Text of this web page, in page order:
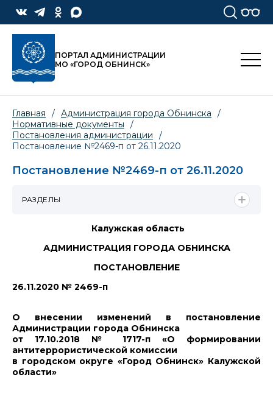
ПОРТАЛ АДМИНИСТРАЦИИ
МО «ГОРОД ОБНИНСК»
Главная / Администрация города Обнинска
/
Нормативные документы
/
Постановления администрации
/
Постановление №2469-п от 26.11.2020
Постановление №2469-п от 26.11.2020
Калужская область
АДМИНИСТРАЦИЯ ГОРОДА ОБНИНСКА
ПОСТАНОВЛЕНИЕ
26.11.2020 № 2469-п
О внесении изменений в постановление
Администрации города Обнинска
от 17.10.2018 № 1717-п «О формировании
антитеррористической комиссии
в городском округе «Город Обнинск» Калужской
области»
РАЗДЕЛЫ